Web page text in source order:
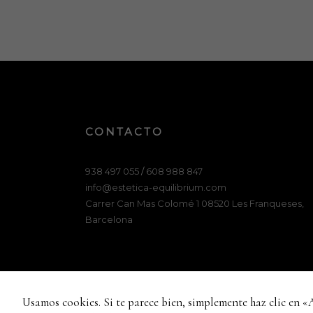
CONTACTO
938 497 055/608 988 847
info@estetica-equilibrium.com
Carrer Can Mas Colomé 1 08520 Les Franqueses,
Barcelona
Usamos cookies. Si te parece bien, simplemente haz clic en